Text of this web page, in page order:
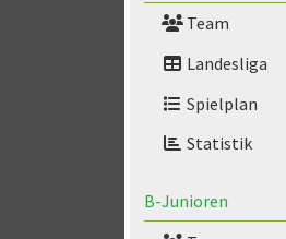
Team
Landesliga
Spielplan
Statistik
B-Junioren